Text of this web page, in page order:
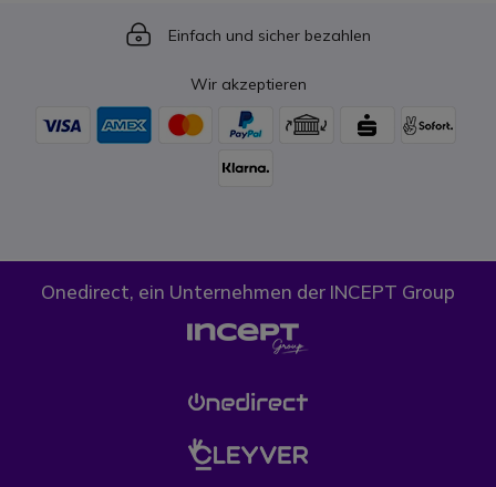
Icon
Einfach und sicher bezahlen
Wir akzeptieren
Onedirect, ein Unternehmen der INCEPT Group